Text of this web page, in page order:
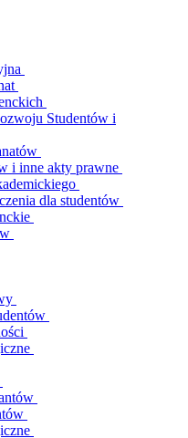
Studentów i
i inne akty prawne
dla studentów